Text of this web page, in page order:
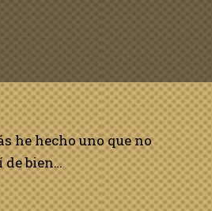
he hecho uno que no
de bien…